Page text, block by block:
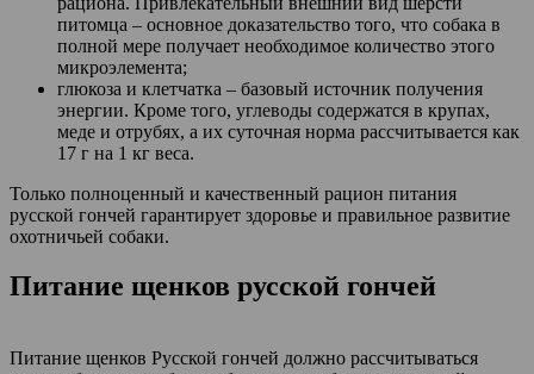
питомца – основное доказательство того, что собака в
полной мере получает необходимое количество этого
микроэлемента;
глюкоза и клетчатка – базовый источник получения
энергии. Кроме того, углеводы содержатся в крупах,
меде и отрубях, а их суточная норма рассчитывается как
17 г на 1 кг веса.
Только полноценный и качественный рацион питания
русской гончей гарантирует здоровье и правильное развитие
охотничьей собаки.
Питание щенков русской гончей
Питание щенков Русской гончей должно рассчитываться